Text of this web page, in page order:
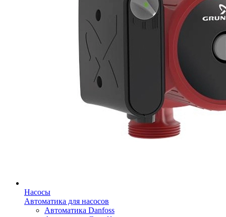
Насосы
Автоматика для насосов
Автоматика Danfoss